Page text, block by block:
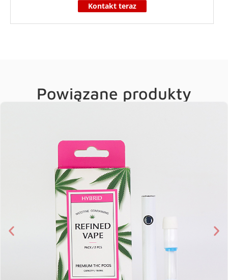
Kontakt teraz
Powiązane produkty